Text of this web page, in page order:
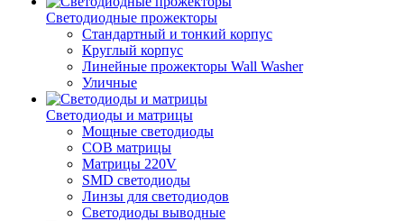
Светодиодные прожекторы
Стандартный и тонкий корпус
Круглый корпус
Линейные прожекторы Wall Washer
Уличные
Светодиоды и матрицы
Мощные светодиоды
COB матрицы
Матрицы 220V
SMD светодиоды
Линзы для светодиодов
Светодиоды выводные